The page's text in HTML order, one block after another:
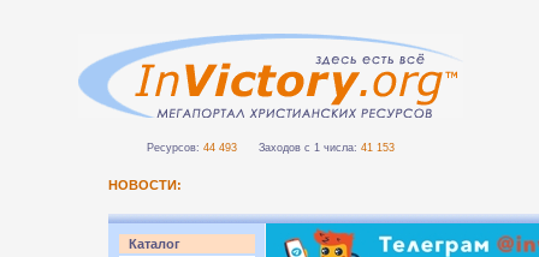
Ресурсов: 44 493 Заходов с 1 числа: 41 153
НОВОСТИ:
Каталог